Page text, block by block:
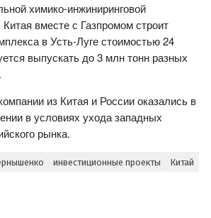
химико-инжиниринговой
вместе с Газпромом строит
в Усть-Луге стоимостью 24
выпускать до 3 млн тонн разных
из Китая и России оказались в
в условиях ухода западных
рынка.
инвестиционные проекты
Китай